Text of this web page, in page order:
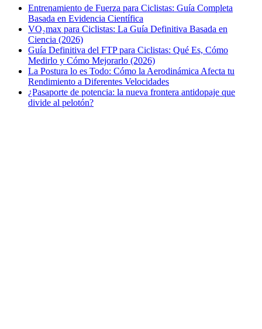
Entrenamiento de Fuerza para Ciclistas: Guía Completa
Basada en Evidencia Científica
VO₂max para Ciclistas: La Guía Definitiva Basada en
Ciencia (2026)
Guía Definitiva del FTP para Ciclistas: Qué Es, Cómo
Medirlo y Cómo Mejorarlo (2026)
La Postura lo es Todo: Cómo la Aerodinámica Afecta tu
Rendimiento a Diferentes Velocidades
¿Pasaporte de potencia: la nueva frontera antidopaje que
divide al pelotón?